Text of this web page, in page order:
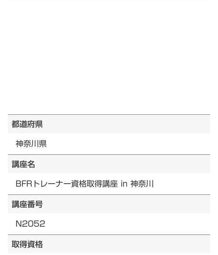
都道府県
神奈川県
講座名
BFRトレーナー資格取得講座 in 神奈川
講座番号
N2052
取得資格